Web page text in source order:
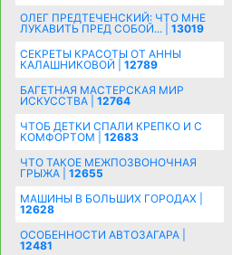
ОЛЕГ ПРЕДТЕЧЕНСКИЙ: ЧТО МНЕ
ЛУКАВИТЬ ПРЕД СОБОЙ... | 13019
СЕКРЕТЫ КРАСОТЫ ОТ АННЫ
КАЛАШНИКОВОЙ | 12789
БАГЕТНАЯ МАСТЕРСКАЯ МИР
ИСКУССТВА | 12764
ЧТОБ ДЕТКИ СПАЛИ КРЕПКО И С
КОМФОРТОМ | 12683
ЧТО ТАКОЕ МЕЖПОЗВОНОЧНАЯ
ГРЫЖА | 12655
МАШИНЫ В БОЛЬШИХ ГОРОДАХ |
12628
ОСОБЕННОСТИ АВТОЗАГАРА |
12481